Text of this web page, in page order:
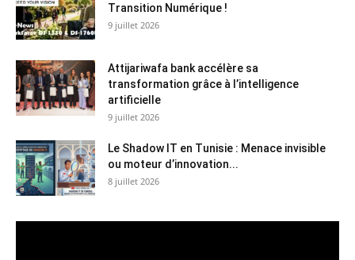
Transition Numérique !
9 juillet 2026
Attijariwafa bank accélère sa
transformation grâce à l’intelligence
artificielle
9 juillet 2026
Le Shadow IT en Tunisie : Menace invisible
ou moteur d’innovation...
8 juillet 2026